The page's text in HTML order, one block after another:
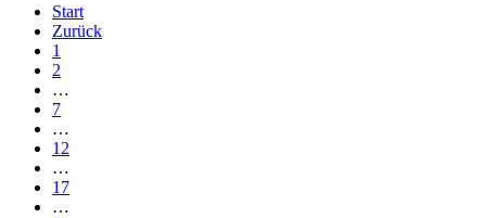
Start
Zurück
1
2
…
7
…
12
…
17
…